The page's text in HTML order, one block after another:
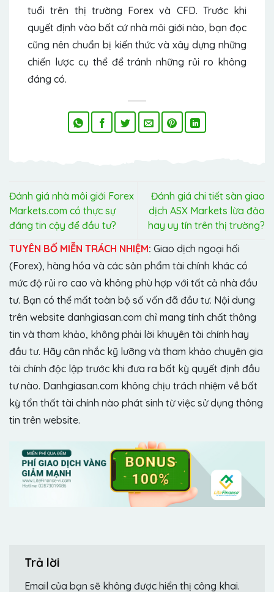
tuổi trên thị trường Forex và CFD. Trước khi
quyết định vào bất cứ nhà môi giới nào, bạn đọc
cũng nên chuẩn bị kiến thức và xây dựng những
chiến lược cụ thể để tránh những rủi ro không
đáng có.
Đánh giá nhà môi giới Forex
Markets.com có thực sự
đáng tin cậy để đầu tư?
Đánh giá chi tiết sàn giao
dịch ASX Markets lừa đảo
hay uy tín trên thị trường?
TUYÊN BỐ MIỄN TRÁCH NHIỆM: Giao dịch ngoại hối
(Forex), hàng hóa và các sản phẩm tài chính khác có
mức độ rủi ro cao và không phù hợp với tất cả nhà đầu
tư. Bạn có thể mất toàn bộ số vốn đã đầu tư. Nội dung
trên website danhgiasan.com chỉ mang tính chất thông
tin và tham khảo, không phải lời khuyên tài chính hay
đầu tư. Hãy cân nhắc kỹ lưỡng và tham khảo chuyên gia
tài chính độc lập trước khi đưa ra bất kỳ quyết định đầu
tư nào. Danhgiasan.com không chịu trách nhiệm về bất
kỳ tổn thất tài chính nào phát sinh từ việc sử dụng thông
tin trên website.
Trả lời
Email của bạn sẽ không được hiển thị công khai.